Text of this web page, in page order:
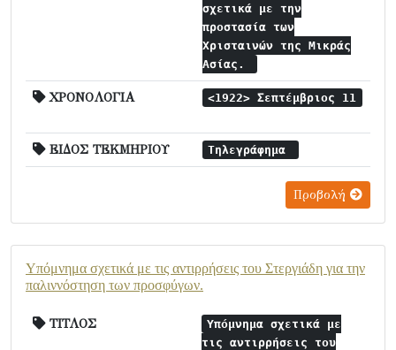
σχετικά με την
προστασία των
Χρισταινών της Μικράς
Ασίας.
ΧΡΟΝΟΛΟΓΙΑ <1922> Σεπτέμβριος 11
ΕΙΔΟΣ ΤΕΚΜΗΡΙΟΥ Τηλεγράφημα
Προβολή
Υπόμνημα σχετικά με τις αντιρρήσεις του Στεργιάδη για την
παλιννόστηση των προσφύγων.
ΤΙΤΛΟΣ
Υπόμνημα σχετικά με
τις αντιρρήσεις του